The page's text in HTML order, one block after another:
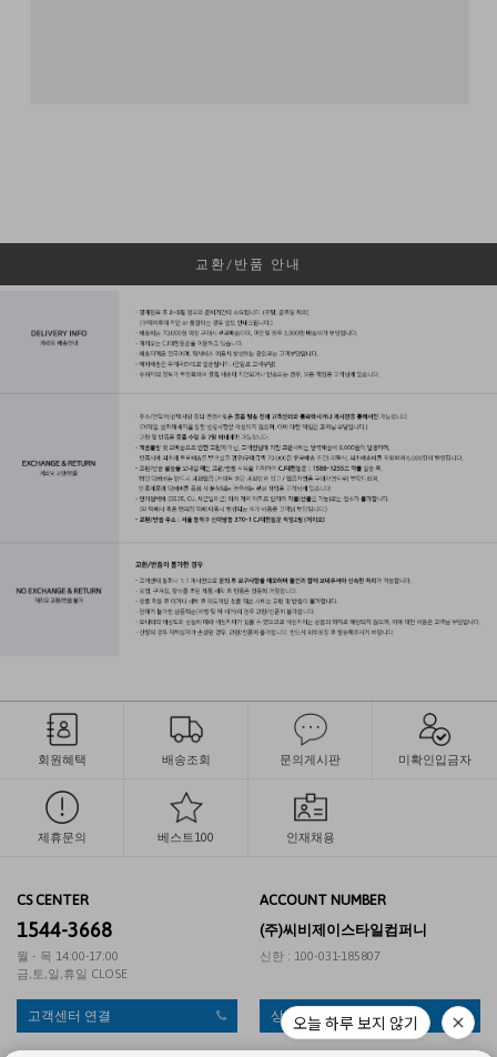
교환/반품 안내
회원혜택 배송조회 문의게시판 미확인입금자
제휴문의 베스트100 인재채용
CS CENTER
1544-3668
월 - 목 14:00-17:00
금,토,일,휴일 CLOSE
ACCOUNT NUMBER
(주)씨비제이스타일컴퍼니
신한 : 100-031-185807
고객센터 연결 상품문의 게시판
오늘 하루 보지 않기